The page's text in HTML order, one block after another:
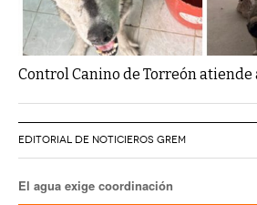
Control Canino de Torreón
EDITORIAL DE NOTICIEROS GREM
El agua exige coordinación